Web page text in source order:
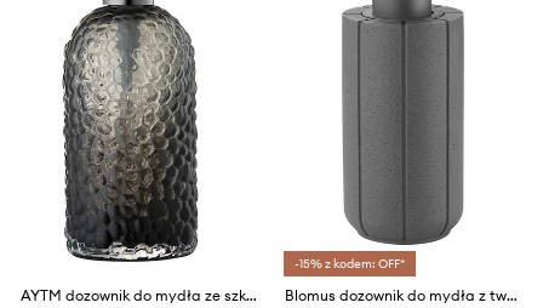
AYTM dozownik do mydła ze szkła barwionego 7,8 x 16,2 cm
-15% z kodem: OFF*
Blomus dozownik do mydła z tworzywa sztucznego